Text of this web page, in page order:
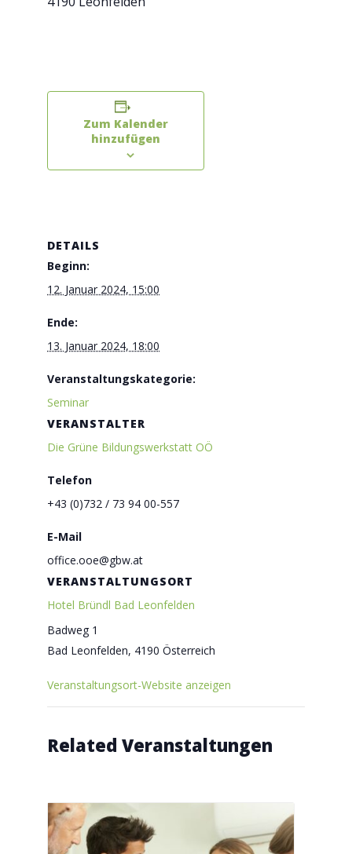
Zum Kalender
hinzufügen
DETAILS
Beginn:
12. Januar 2024, 15:00
Ende:
13. Januar 2024, 18:00
Veranstaltungskategorie:
Seminar
VERANSTALTUNGSORT
Hotel Bründl Bad Leonfelden
Badweg 1
Bad Leonfelden, 4190 Österreich
Veranstaltungsort-Website anzeigen
VERANSTALTER
Die Grüne Bildungswerkstatt OÖ
Telefon
+43 (0)732 / 73 94 00-557
E-Mail
office.ooe@gbw.at
Related Veranstaltungen